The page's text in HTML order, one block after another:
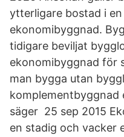
ytterligare bostad i
ekonomibyggnad.
tidigare beviljat
ekonomibyggnad för
man bygga utan
komplementbyggnad
säger 25 sep 2015
en stadig och vacker